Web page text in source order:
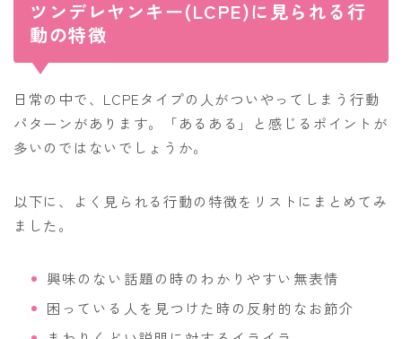
ツンデレヤンキー(LCPE)に見られる行
動の特徴
日常の中で、LCPEタイプの人がついやってしまう行動
パターンがあります。「あるある」と感じるポイントが
多いのではないでしょうか。
以下に、よく見られる行動の特徴をリストにまとめてみ
ました。
興味のない話題の時のわかりやすい無表情
困っている人を見つけた時の反射的なお節介